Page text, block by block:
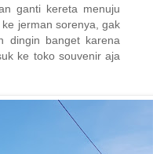
ganti kereta menuju
jerman sorenya, gak
dingin banget karena
ke toko souvenir aja